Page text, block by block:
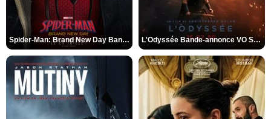
Spider-Man: Brand New Day Bande-annonce VO STFR L'Odyssée Bande-annonce VO STFR